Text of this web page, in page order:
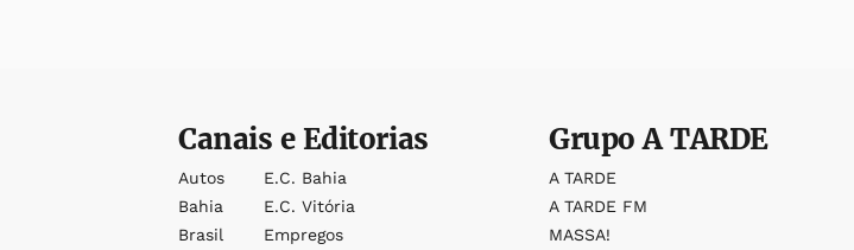
Canais e Editorias
Autos
Bahia
Brasil
E.c. Bahia
E.c. Vitória
Empregos
GrupoA TARDE
A TARDE
A TARDE FM
MASSA!